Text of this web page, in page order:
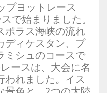
プヨットレース
で始まりました。
ポラス海峡の流れ
ディケスタン、プ
ミシュのコースで
ースは、大会に名
われました。イス